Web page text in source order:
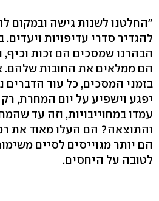
"החלטנו לשנות גישה ובמקום
להגדיר סדרי עדיפויות
הבהרנו שמסכים הם זכות וכיף,
הם ממלאים את החובות שלהם.
בזמני המסכים, כל עוד הדברים
יפגע וישפיע על יום המחרת,
עמדו במחוייבויות, וזה עד
והתוצאה? הם העלו מאוד את
הם יותר מגוייסים לסיים
לטובה על היחסים.